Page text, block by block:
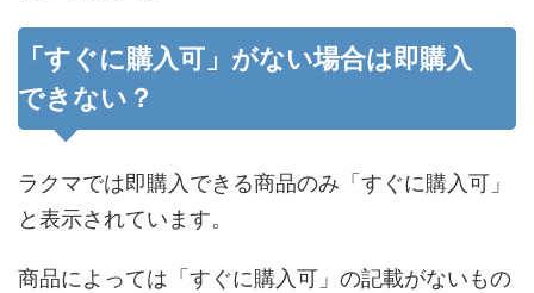
「すぐに購入可」がない場合は即購入
できない？
ラクマでは即購入できる商品のみ「すぐに購入可」
と表示されています。
商品によっては「すぐに購入可」の記載がないもの